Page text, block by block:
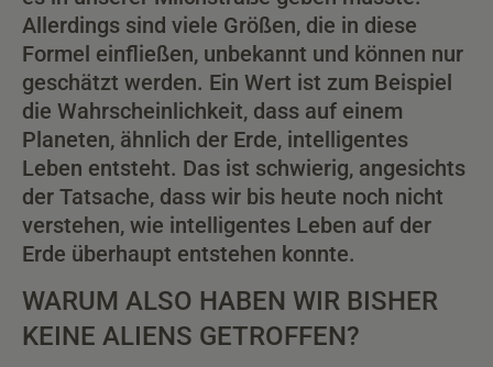
Allerdings sind viele Größen, die in diese
Formel einfließen, unbekannt und können nur
geschätzt werden. Ein Wert ist zum Beispiel
die Wahrscheinlichkeit, dass auf einem
Planeten, ähnlich der Erde, intelligentes
Leben entsteht. Das ist schwierig, angesichts
der Tatsache, dass wir bis heute noch nicht
verstehen, wie intelligentes Leben auf der
Erde überhaupt entstehen konnte.
WARUM ALSO HABEN WIR BISHER
KEINE ALIENS GETROFFEN?